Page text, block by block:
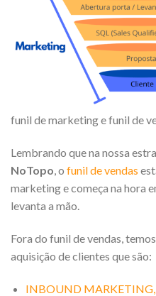
funil de marketing e funil de
Lembrando que na nossa
NoTopo, o funil de vendas
marketing e começa na hora
levanta a mão.
Fora do funil de vendas,
aquisição de clientes que são:
INBOUND MARKETING,